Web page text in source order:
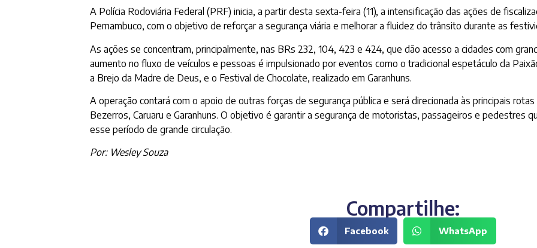
A Polícia Rodoviária Federal (PRF) inicia, a partir desta sexta-feira (11), a intensificação das ações de
Pernambuco, com o objetivo de reforçar a segurança viária e melhorar a fluidez do trânsito durante as
As ações se concentram, principalmente, nas BRs 232, 104, 423 e 424, que dão acesso a cidades com
aumento no fluxo de veículos e pessoas é impulsionado por eventos como o tradicional espetáculo da
a Brejo da Madre de Deus, e o Festival de Chocolate, realizado em Garanhuns.
A operação contará com o apoio de outras forças de segurança pública e será direcionada às principais
Bezerros, Caruaru e Garanhuns. O objetivo é garantir a segurança de motoristas, passageiros e pedestres
esse período de grande circulação.
Por: Wesley Souza
Compartilhe:
Facebook WhatsApp